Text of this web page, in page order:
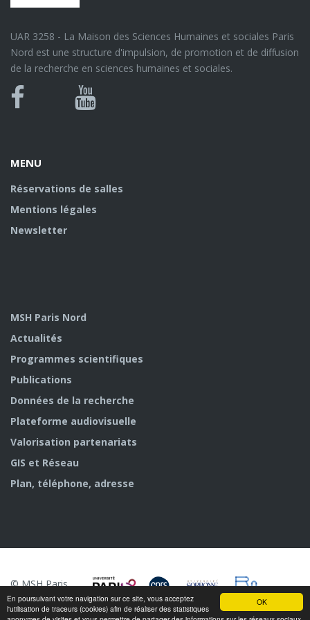
OK
En poursuivant votre navigation sur ce site, vous acceptez
l'utilisation de traceurs (cookies) afin de réaliser des statistiques
UAR 3258 - La Maison des Sciences Humaines et sociales Paris
Nord est une structure d'impulsion, de promotion et de diffusion
de la recherche en sciences humaines et sociales.
Bluesky
Canal
MENU
Réservations de salles
Mentions légales
Newsletter
MSH Paris Nord
Actualités
Programmes scientifiques
Publications
Données de la recherche
Plateforme audiovisuelle
Valorisation partenariats
GIS et Réseau
Plan, téléphone, adresse
© MSH Paris
Nord